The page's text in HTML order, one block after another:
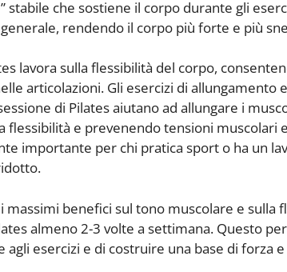
stabile che sostiene il corpo durante gli
rendendo il corpo più forte e più
lavora sulla flessibilità del corpo,
articolazioni. Gli esercizi di allungamento
di Pilates aiutano ad allungare i
flessibilità e prevenendo tensioni muscolari
importante per chi pratica sport o ha un
massimi benefici sul tono muscolare e sulla
almeno 2-3 volte a settimana. Questo
agli esercizi e di costruire una base di forza